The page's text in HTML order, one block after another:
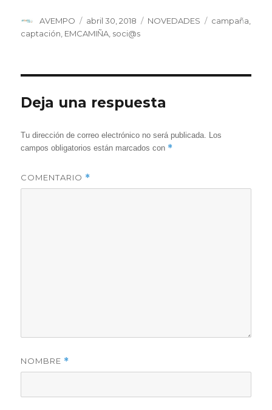
Múltiple
Múltiple
Autor
AVEMPO
Publicado
el
abril 30, 2018 Categorías
NOVEDADES Etiquetas
campaña
captación EMCAMIÑA soci@s
Deja una respuesta
Tu dirección de correo electrónico no será publicada. Los
campos obligatorios están marcados con *
COMENTARIO *
NOMBRE *